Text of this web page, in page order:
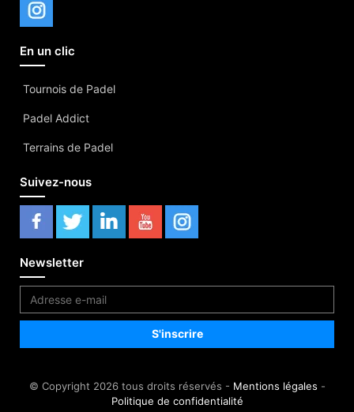
En un clic
Tournois de Padel
Padel Addict
Terrains de Padel
Suivez-nous
Newsletter
© Copyright 2026 tous droits réservés - Mentions légales -
Politique de confidentialité